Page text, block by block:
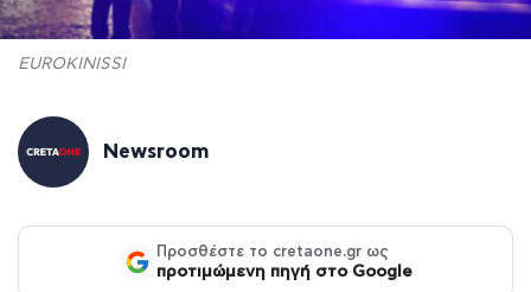
EUROKINISSI
Newsroom
Προσθέστε το cretaone.gr ως
προτιμώμενη πηγή στο Google